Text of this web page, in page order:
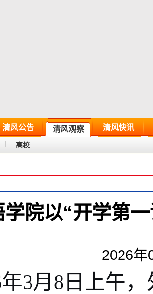
清风公告 清风观察 清风快讯
高校
学院以“开学第
2026
年3月 8 日上午